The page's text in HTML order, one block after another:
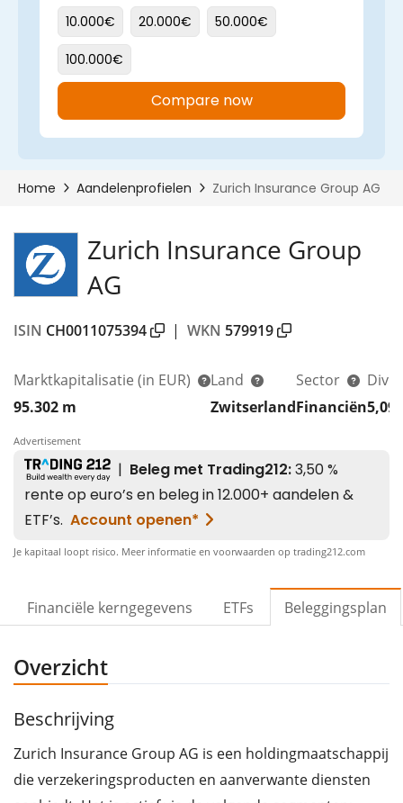
Zurich Insurance Group
AG
ISIN CH0011075394 | WKN 579919
Marktkapitalisatie (in EUR)
95.302 m
Land
Zwitserland
Sector
Financiën
Advertisement
Je kapitaal loopt risico. Meer informatie en voorwaarden op trading212.com
Financiële kerngegevens ETFs Beleggingsplan
Overzicht
Beschrijving
Zurich Insurance Group AG is een holdingmaatschappij
die verzekeringsproducten en aanverwante diensten